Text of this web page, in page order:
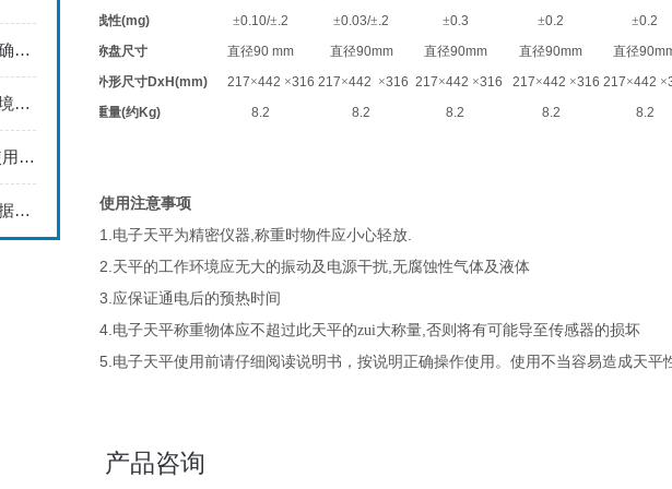
标签打印秤可以快速且准确地打印出符合货物重量的标签
电子防爆秤长期在粉尘环境中使用的影响
上海英展AWH计重桌秤使用说明书
配方电子秤是一种能够根据预设的配方比例进行精确称重的电子秤
线性(mg) ±0.10/±.2 ±0.03/±.2 ±0.3 ±0.2 ±0.2
称盘尺寸
直径90 mm 直径90mm 直径90mm 直径90mm 直径
外形尺寸DxH(mm) 217×442 ×316 217×442 ×316 217×442 ×316 217×442 ×316 217×442 ×
重量(约Kg) 8.2 8.2 8.2 8.2 8.2
使用注意事项
1. 电子天平为精密仪器 称重时物件应小心轻放
2. 天平的工作环境应无大的振动及电源干扰 无腐蚀性气体及液体
3. 应保证通电后的预热时间
4. 电子天平称重物体应不超过此天平的zui大称量 否则将有可能导至传感器的损坏
5. 电子天平使用前请仔细阅读说明书，按说明正确操作使用。使用不当容易造成天平
产品咨询